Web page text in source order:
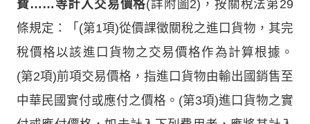
費……等計入交易價格(詳附圖2)，按關稅法第29
條規定：「(第1項)從價課徵關稅之進口貨物，其完
稅價格以該進口貨物之交易價格作為計算根據。
(第2項)前項交易價格，指進口貨物由輸出國銷售至
中華民國實付或應付之價格。(第3項)進口貨物之實